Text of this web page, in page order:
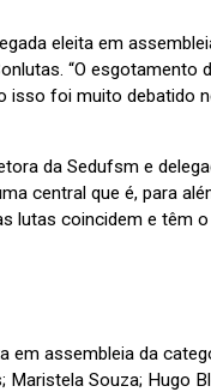
eleita em
“O esgotamento
foi muito debatido
da Sedufsm e
central que é, para
lutas coincidem e têm
em assembleia da
Souza; Hugo